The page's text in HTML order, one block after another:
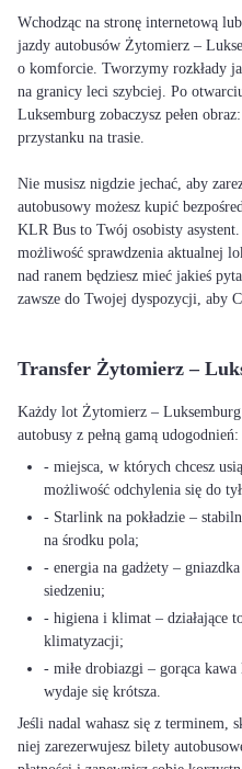
Wchodząc na stronę internetową
jazdy autobusów Żytomierz –
o komforcie. Tworzymy rozkłady
na granicy leci szybciej. Po
Luksemburg zobaczysz pełen
przystanku na trasie.
Nie musisz nigdzie jechać, aby
autobusowy możesz kupić
KLR Bus to Twój osobisty
możliwość sprawdzenia aktualnej
nad ranem będziesz mieć jakieś
zawsze do Twojej dyspozycji, aby
Transfer Żytomierz –
Każdy lot Żytomierz – Luksemburg
autobusy z pełną gamą udogodnień:
- miejsca, w których chcesz
możliwość odchylenia się do
- Starlink na pokładzie –
na środku pola;
- energia na gadżety –
siedzeniu;
- higiena i klimat – działające
klimatyzacji;
- miłe drobiazgi – gorąca
wydaje się krótsza.
Jeśli nadal wahasz się z
niej zarezerwujesz bilety